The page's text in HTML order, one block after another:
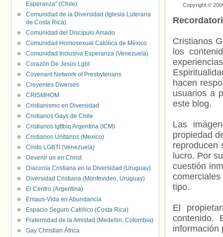
Copyright ©
Cristianos
los
hacen
usuarios a
este blog.
Las
propiedad
reproducen
lucro. Por
cuestión
tipo.
El
contenido.
información
Esperanza" (Chile)
Comunidad de la Diversidad (Iglesia Luterana
de Costa Rica)
Comunidad del Discípulo Amado
Comunidad Homosexual Católica de México
Comunidad Inclusiva Esperanza (Venezuela)
Corazón De Jesús Lgbt
Covenant Network of Presbyterians
Creyentes Diverses
CRISMHOM
Cristianismo en Diversidad
Cristianos Gays de Chile
Cristianos lgttbiq Argentina (ICM)
Cristianos Unitarios (Mexico)
Cristo LGBTI (Venezuela)
Devenir un en Christ
Diaconía Cristiana en la Diversidad (Uruguay)
Diversidad Cristiana (Montevideo, Uruguay)
El Centro (Argentina)
Emaus-Vida en Abundancia
Espacio Seguro Católico (Costa Rica)
Fraternidad de la Amistad (Medellin, Colombia)
Gay Christian África